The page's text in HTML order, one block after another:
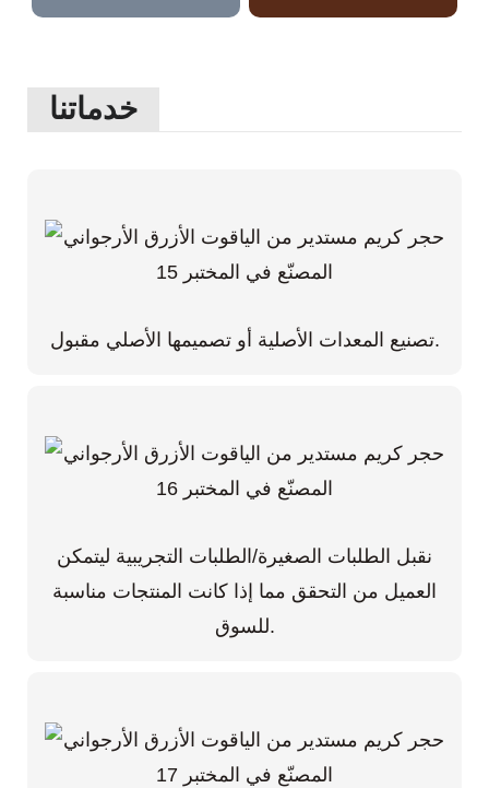
خدماتنا
تصنيع المعدات الأصلية أو تصميمها الأصلي مقبول.
نقبل الطلبات الصغيرة/الطلبات التجريبية ليتمكن
العميل من التحقق مما إذا كانت المنتجات مناسبة
للسوق.